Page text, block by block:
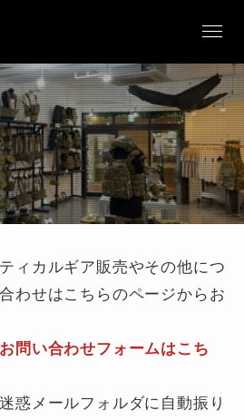
ィカルギア販売やその他につ
わせはこちらのページからお
問い合わせフォームはこち
惑メールフォルダに自動振り